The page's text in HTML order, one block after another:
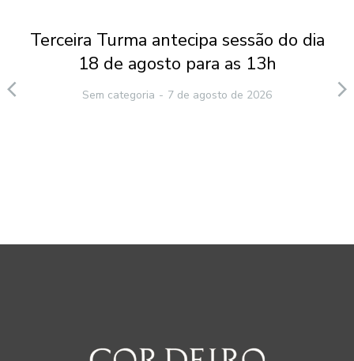
Terceira Turma antecipa sessão do dia
18 de agosto para as 13h
Sem categoria 7 de agosto de 2026